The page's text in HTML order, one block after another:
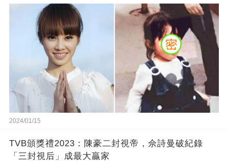
2024/01/15
TVB頒獎禮2023：陳豪二封視帝，佘詩曼破紀錄
「三封視后」成最大贏家